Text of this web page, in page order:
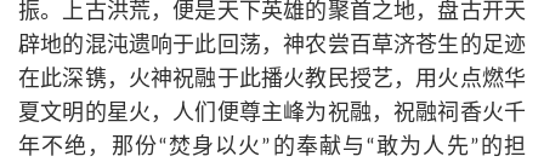
振。上古洪荒，便是天下英雄的聚首之地，盘古开天
辟地的混沌遗响于此回荡，神农尝百草济苍生的足迹
在此深镌，火神祝融于此播火教民授艺，用火点燃华
夏文明的星火，人们便尊主峰为祝融，祝融祠香火千
年不绝，那份“焚身以火”的奉献与“敢为人先”的担